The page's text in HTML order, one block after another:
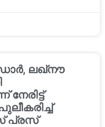
ലഖ്നൗ
പ്രസ്